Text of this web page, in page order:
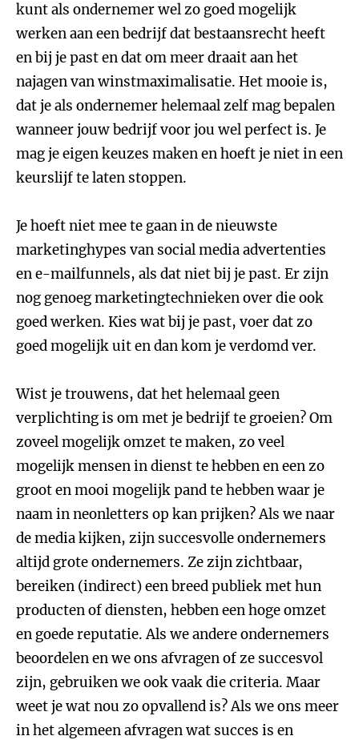
kunt als ondernemer wel zo goed mogelijk
werken aan een bedrijf dat bestaansrecht heeft
en bij je past en dat om meer draait aan het
najagen van winstmaximalisatie. Het mooie is,
dat je als ondernemer helemaal zelf mag bepalen
wanneer jouw bedrijf voor jou wel perfect is. Je
mag je eigen keuzes maken en hoeft je niet in een
keurslijf te laten stoppen.
Je hoeft niet mee te gaan in de nieuwste
marketinghypes van social media advertenties
en e-mailfunnels, als dat niet bij je past. Er zijn
nog genoeg marketingtechnieken over die ook
goed werken. Kies wat bij je past, voer dat zo
goed mogelijk uit en dan kom je verdomd ver.
Wist je trouwens, dat het helemaal geen
verplichting is om met je bedrijf te groeien? Om
zoveel mogelijk omzet te maken, zo veel
mogelijk mensen in dienst te hebben en een zo
groot en mooi mogelijk pand te hebben waar je
naam in neonletters op kan prijken? Als we naar
de media kijken, zijn succesvolle ondernemers
altijd grote ondernemers. Ze zijn zichtbaar,
bereiken (indirect) een breed publiek met hun
producten of diensten, hebben een hoge omzet
en goede reputatie. Als we andere ondernemers
beoordelen en we ons afvragen of ze succesvol
zijn, gebruiken we ook vaak die criteria. Maar
weet je wat nou zo opvallend is? Als we ons meer
in het algemeen afvragen wat succes is en